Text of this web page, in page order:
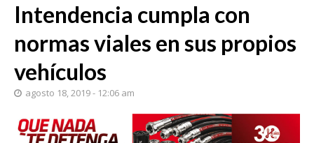
Intendencia cumpla con
normas viales en sus propios
vehículos
agosto 18, 2019 - 12:06 am